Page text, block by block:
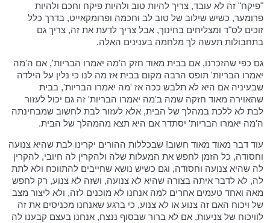
"פיקח" זה לא עובד, צריך להיות טוב ולהיות פיקח וחכם ולהיות
פרומער, כשיש שילוב של טוב לב וחכמה ופרומקאייט, בדרך כלל
זוכים לס"ד ומצליחים בחינוך, אבל צריך לדעת את זה, צריך גם
בתחבולות תעשה לך מלחמה בענינים האלה.
גם כפי שהזכרנו, אם בבית מאוד חזק ה'מה יאמרו הבריות', אם ה'מה
יאמרו הבריות' תופס הרבה מקום בבית אז מה לנו כי נלין על הילדה
שבעיניה אם היא לא תלבש ככה אז 'מה יאמרו הבריות', בבית
שהאוירה מאוד חזקה שמה ב'מה יאמרו הבריות' זה גם יכול לעזור
לבת לא ללכת במהלך של הבית, אלא לעזור לבת לחשוב שמבחינתה
ה'מה יאמרו הבריות' יסתדר אם היא תצא מהמהלך של הבית.
עוד דבר מאוד מאוד חשוב! שבכללות ההורים יקרינו לבת שהיא צנועה
וחסודה, כל הזמן לחפש את המעלות שלה ולהקרין לה חיובי, להקרין
לה שהיא צנועה וחסודה, וגם כשיש נושא שחייבים להתווכח ולא לתת
לה, לא לדבר איתה בצורה שהיא לא צנועה, ושזה לא צנוע, רק לחפש
מאה ואחד טעמים אחרים למה אנחנו לא מוכנים לזה, ולא ליצור מצב
של ויכוח האם זה צנוע או לא צנוע, כי ברגע שאנחנו מכניסים את זה
לוויכוח של צניעות, אם לא ברור שבסוף ננצח, אנחנו בעצם קבענו לה